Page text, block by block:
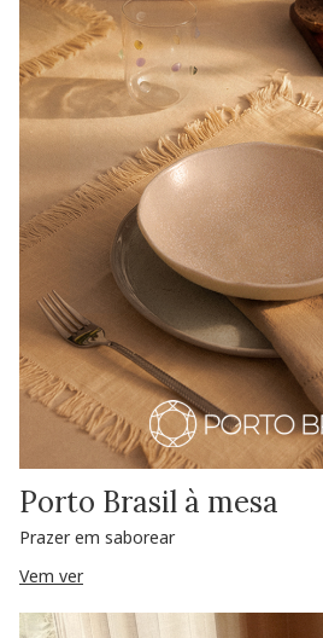
Porto Brasil à mesa
Prazer em saborear
Vem ver